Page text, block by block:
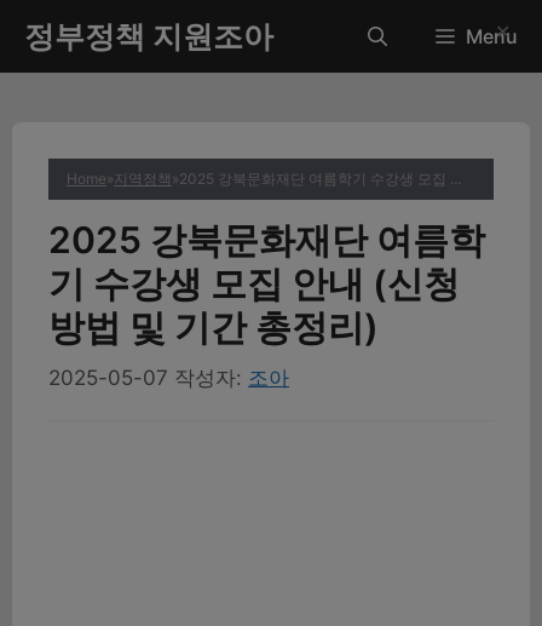
츠
정부정책 지원조아 Menu
Home»지역정책 » 2025 강북문화재단 여름학기 수강생 모집 안내 (신청방법 및 기간 총정리)
2025 강북문화재단 여름학
기 수강생 모집 안내 (신청
방법 및 기간 총정리)
2025-05-07 작성자: 조아
✕